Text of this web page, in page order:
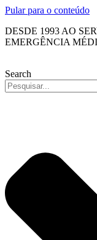
Pular para o conteúdo
DESDE 1993 AO
EMERGÊNCIA
Search